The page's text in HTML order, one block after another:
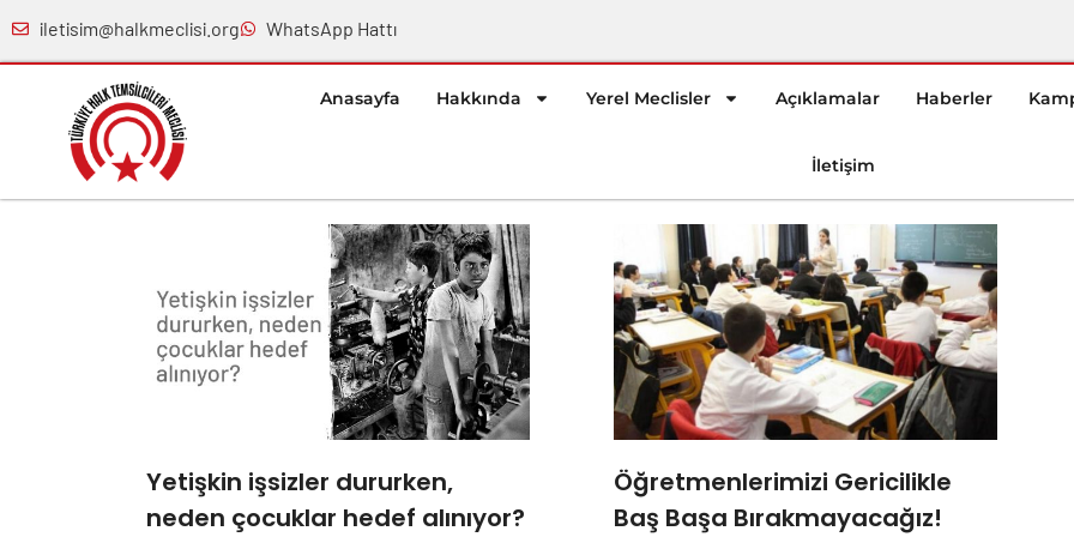
iletisim@halkmeclisi.org WhatsApp Hattı
Anasayfa Hakkında Yerel Meclisler Açıklamalar Haberler
İletişim
Yetişkin işsizler dururken,
neden çocuklar hedef alınıyor?
Öğretmenlerimizi Gericilikle
Baş Başa Bırakmayacağız!